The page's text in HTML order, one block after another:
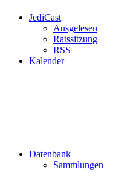
JediCast
Ausgelesen
Ratssitzung
RSS
Kalender
Datenbank
Sammlungen